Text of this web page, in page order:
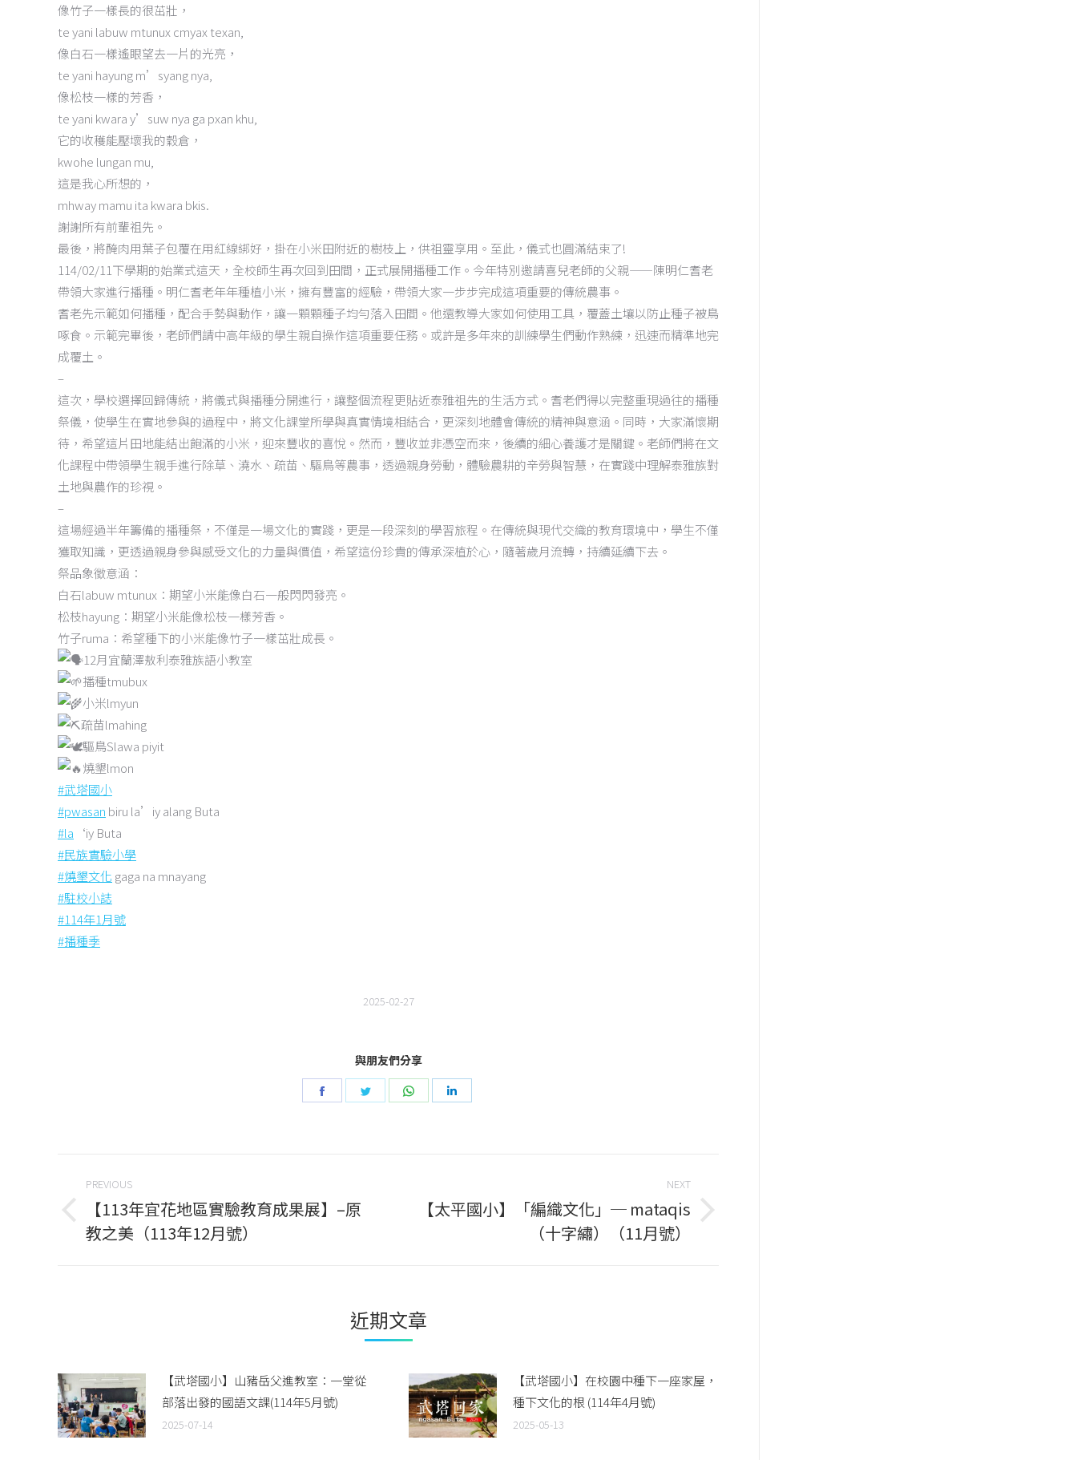
像竹子一樣長的很茁壯，
te yani labuw mtunux cmyax texan,
像白石一樣遙眼望去一片的光亮，
te yani hayung m’syang nya,
像松枝一樣的芳香，
te yani kwara y’suw nya ga pxan khu,
它的收穫能壓壞我的穀倉，
kwohe lungan mu,
這是我心所想的，
mhway mamu ita kwara bkis.
謝謝所有前輩祖先。
最後，將醃肉用葉子包覆在用紅線綁好，掛在小米田附近的樹枝上，供祖靈享用。至此，儀式也圓滿結束了!
114/02/11下學期的始業式這天，全校師生再次回到田間，正式展開播種工作。今年特別邀請喜兒老師的父親——陳明仁耆老
帶領大家進行播種。明仁耆老年年種植小米，擁有豐富的經驗，帶領大家一步步完成這項重要的傳統農事。
耆老先示範如何播種，配合手勢與動作，讓一顆顆種子均勻落入田間。他還教導大家如何使用工具，覆蓋土壤以防止種子被鳥
啄食。示範完畢後，老師們請中高年級的學生親自操作這項重要任務。或許是多年來的訓練學生們動作熟練，迅速而精準地完
成覆土。
–
這次，學校選擇回歸傳統，將儀式與播種分開進行，讓整個流程更貼近泰雅祖先的生活方式。耆老們得以完整重現過往的播種
祭儀，使學生在實地參與的過程中，將文化課堂所學與真實情境相結合，更深刻地體會傳統的精神與意涵。同時，大家滿懷期
待，希望這片田地能結出飽滿的小米，迎來豐收的喜悅。然而，豐收並非憑空而來，後續的細心養護才是關鍵。老師們將在文
化課程中帶領學生親手進行除草、澆水、疏苗、驅鳥等農事，透過親身勞動，體驗農耕的辛勞與智慧，在實踐中理解泰雅族對
土地與農作的珍視。
–
這場經過半年籌備的播種祭，不僅是一場文化的實踐，更是一段深刻的學習旅程。在傳統與現代交織的教育環境中，學生不僅
獲取知識，更透過親身參與感受文化的力量與價值，希望這份珍貴的傳承深植於心，隨著歲月流轉，持續延續下去。
祭品象徵意涵：
白石labuw mtunux：期望小米能像白石一般閃閃發亮。
松枝hayung：期望小米能像松枝一樣芳香。
竹子ruma：希望種下的小米能像竹子一樣茁壯成長。
12月宜蘭澤敖利泰雅族語小教室
播種tmubux
小米lmyun
疏苗lmahing
驅鳥Slawa piyit
燒墾lmon
#武塔國小
#pwasan biru la’iy alang Buta
#la ‘iy Buta
#民族實驗小學
#燒墾文化 gaga na mnayang
#駐校小誌
#114年1月號
#播種季
2025-02-27
與朋友們分享
Share
Share
Share
Post
navigation
PREVIOUS
Previous
post:
【113年宜花地區實驗教育成果展】–原
教之美（113年12月號）
NEXT
Next【太平國小】「編織文化」─ mataqis
（十字繡）（11月號）
近期文章
【武塔國小】山豬岳父進教室：一堂從
部落出發的國語文課(114年5月號)
2025-07-14
【武塔國小】在校園中種下一座家屋，
種下文化的根 (114年4月號)
2025-05-13